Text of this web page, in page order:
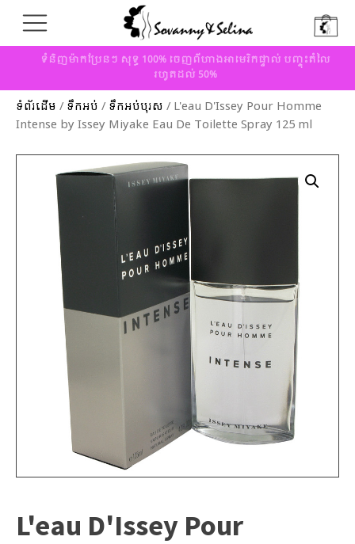
ទំនិញម៉ាកប្រែនៗ សុទ្ធ 100% ចេញពីហាងអាមេរិកផ្ទាល់ បញ្ចុះតំលៃ
រហូតដល់ 50%
ទំព័រដើម / ទឹកអប់ / ទឹកអប់បុរស / L'eau D'Issey Pour Homme
Intense by Issey Miyake Eau De Toilette Spray 125 ml
L'eau D'Issey Pour